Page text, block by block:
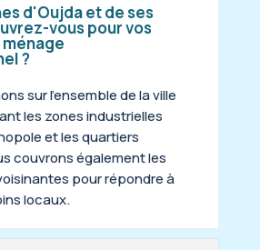
d'Oujda et de ses
vous pour vos
?
sur l’ensemble de la ville
les zones industrielles
et les quartiers
couvrons également les
pour répondre à
locaux.